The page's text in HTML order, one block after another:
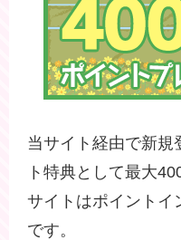
当サイト経由で新規
ト特典として最大
サイトはポイントイ
です。